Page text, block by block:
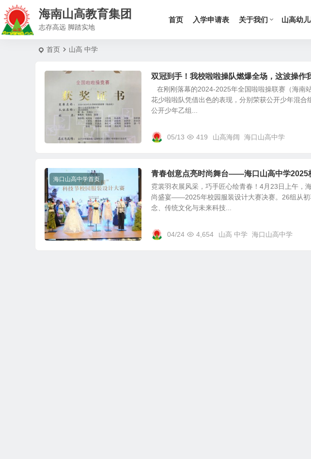
海南山高教育集团
志存高远 脚踏实地
首页 入学申请表 关于我们 山高幼
首页 山高 中学
双冠到手！我校啦啦操队燃爆全场，这波操作
在刚刚落幕的2024-2025年全国啦啦操联赛（海南
花少啦啦队凭借出色的表现，分别荣获公开少年混合
公开少年乙组...
05/13 419 山高海阔 海口山高中学
海口山高中学首页
青春创意点亮时尚舞台——海口山高中学2025
霓裳羽衣展风采，巧手匠心绘青春！4月23日上午，
尚盛宴——2025年校园服装设计大赛决赛。26组从
念、传统文化与未来科技...
04/24 4,654 山高 中学 海口山高中学